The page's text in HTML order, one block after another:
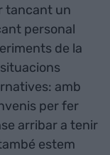
tancant un
personal
de la
amb
per fer
arribar a tenir
estem